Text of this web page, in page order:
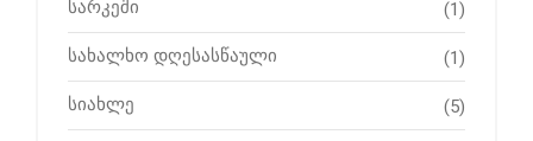
სარკეში (1)
სახალხო დღესასწაული (1)
სიახლე (5)